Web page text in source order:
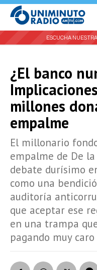
ESCUCHA
¿El banco
millones
empalme
El millonario
empalme de De
debate durísimo
como una
auditoría
que aceptar ese
en una trampa
pagando muy